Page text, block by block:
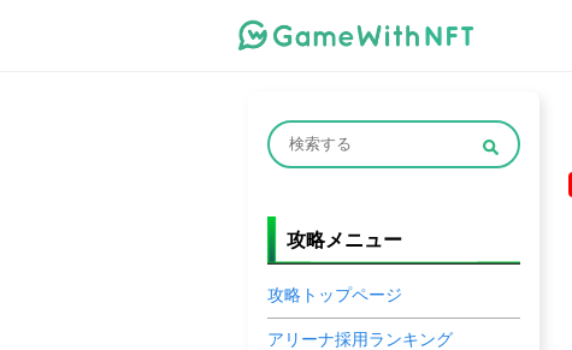
攻略メニュー
攻略トップページ
アリーナ採用ランキング